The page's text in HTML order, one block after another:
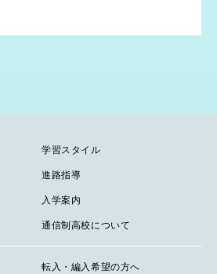
学習スタイル
進路指導
入学案内
通信制高校について
転入・編入希望の方へ